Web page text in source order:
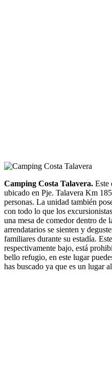
Camping Costa Talavera. Este
ubicado en Pje. Talavera Km
personas. La unidad también
con todo lo que los
una mesa de comedor dentro de
arrendatarios se sienten y
familiares durante su estadía.
respectivamente bajo, está
bello refugio, en este lugar
has buscado ya que es un lugar